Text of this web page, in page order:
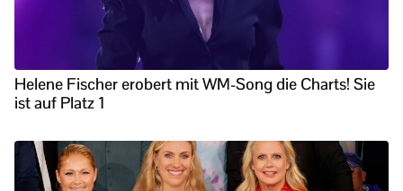
Helene Fischer erobert mit WM-Song die Charts! Sie
ist auf Platz 1